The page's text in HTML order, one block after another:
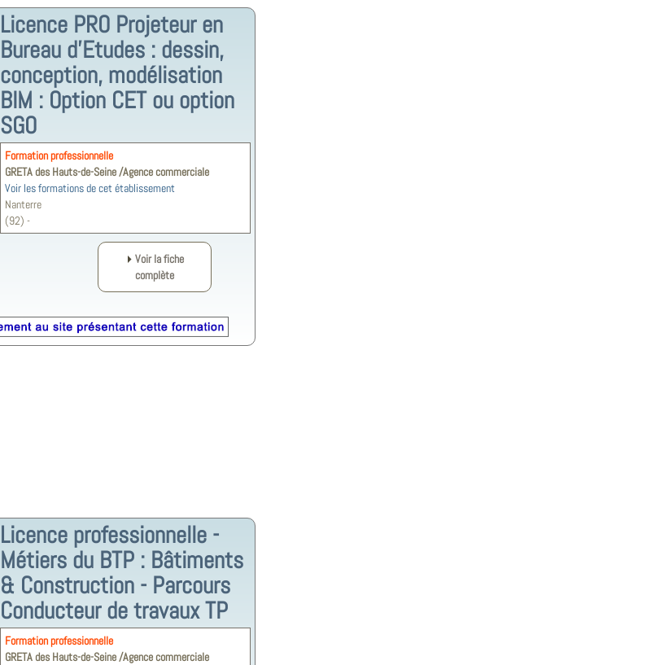
Licence PRO Projeteur en
Bureau d'Etudes : dessin,
conception, modélisation
BIM : Option CET ou option
SGO
Formation professionnelle
GRETA des Hauts-de-Seine /Agence commerciale
Voir les formations de cet établissement
Nanterre
(92) -
Voir la fiche
complète
Licence professionnelle -
Métiers du BTP : Bâtiments
& Construction - Parcours
Conducteur de travaux TP
Formation professionnelle
GRETA des Hauts-de-Seine /Agence commerciale